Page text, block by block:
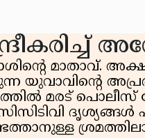
മാതാവ്.
യുവാവിൻ്റെ
മരട്